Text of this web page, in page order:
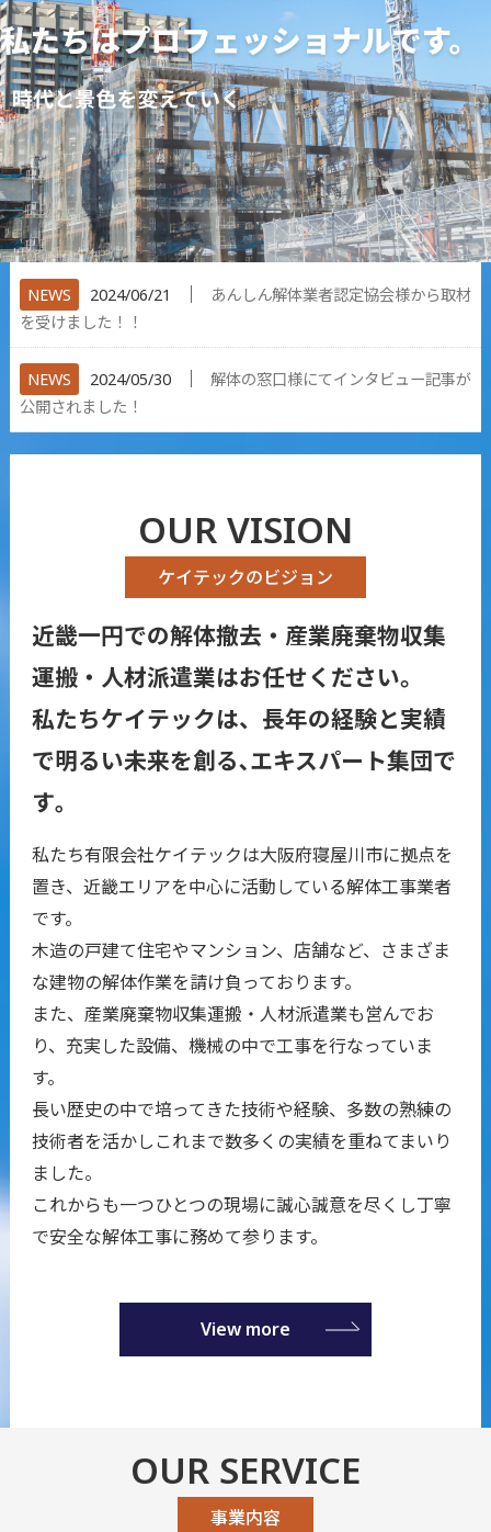
NEWS 2024/06/21
あんしん解体業者認定協会様から取材
を受けました！！
NEWS 2024/05/30
解体の窓口様にてインタビュー記事が
公開されました！
OUR VISION
ケイテックのビジョン
近畿一円での解体撤去・産業廃棄物収集
運搬・人材派遣業はお任せください。
私たちケイテックは、長年の経験と実績
で明るい未来を創る､エキスパート集団で
す｡
私たち有限会社ケイテックは大阪府寝屋川市に拠点を
置き、近畿エリアを中心に活動している解体工事業者
です。
木造の戸建て住宅やマンション、店舗など、さまざま
な建物の解体作業を請け負っております。
また、産業廃棄物収集運搬・人材派遣業も営んでお
り、充実した設備、機械の中で工事を行なっていま
す。
長い歴史の中で培ってきた技術や経験、多数の熟練の
技術者を活かし これまで数多くの実績を重ねてまいり
ました。
これからも一つひとつの現場に誠心誠意を尽くし丁寧
で安全な解体工事に務めて参ります。
View more
OUR SERVICE
事業内容